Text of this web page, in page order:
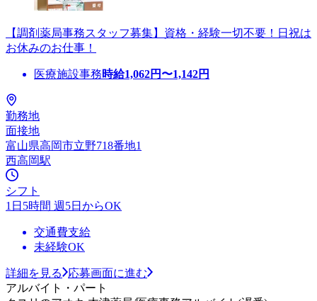
【調剤薬局事務スタッフ募集】資格・経験一切不要！日祝は
お休みのお仕事！
医療施設事務時給1,062円〜1,142円
勤務地
面接地
富山県高岡市立野718番地1
西高岡駅
シフト
1日5時間 週5日からOK
交通費支給
未経験OK
詳細を見る
応募画面に進む
アルバイト・パート